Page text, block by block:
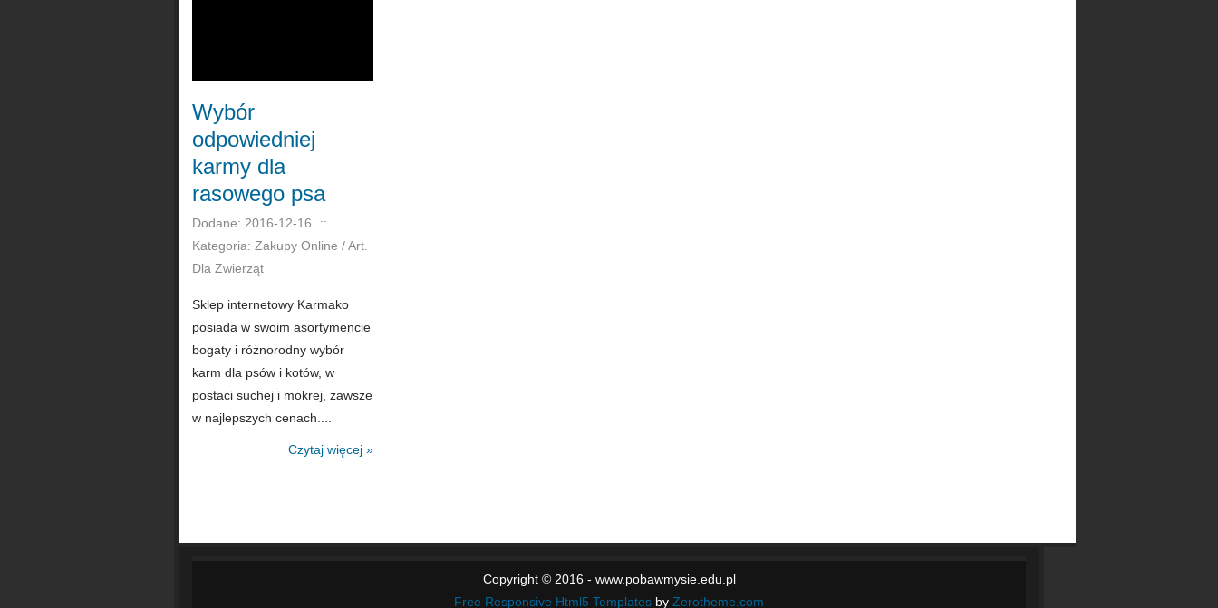
Wybór
odpowiedniej
karmy dla
rasowego psa
Dodane: 2016-12-16
::
Kategoria: Zakupy Online / Art.
Dla Zwierząt
Sklep internetowy Karmako
posiada w swoim asortymencie
bogaty i różnorodny wybór
karm dla psów i kotów, w
postaci suchej i mokrej, zawsze
w najlepszych cenach....
Czytaj więcej »
Copyright © 2016 - www.pobawmysie.edu.pl
Free Responsive Html5 Templates by Zerotheme.com